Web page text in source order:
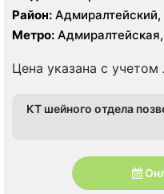
Symphony 1.5 Тесла
Район: Адмиралтейский,
Петроградский,
Метро:
Чкаловская
Цена указана с учетом
КТ шейного отдела